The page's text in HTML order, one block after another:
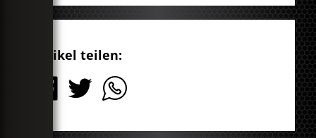
Artikel teilen: